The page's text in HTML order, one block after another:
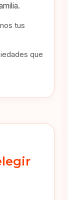
tus
que